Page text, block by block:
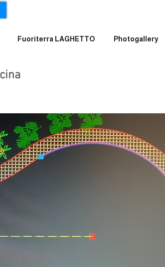
Fuoriterra LAGHETTO Photogallery